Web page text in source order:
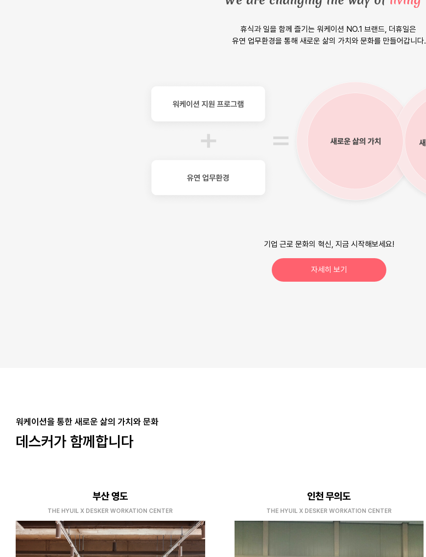
휴식과 일을 함께 즐기는 워케이션 NO.1 브랜드, 더휴일은
유연 업무환경을 통해 새로운 삶의 가치와 문화를 만들어갑니다.
기업 근로 문화의 혁신, 지금 시작해보세요!
자세히 보기
워케이션을 통한 새로운 삶의 가치와 문화
데스커가 함께합니다
부산 영도
THE HYUIL X DESKER WORKATION CENTER
인천 무의도
THE HYUIL X DESKER WORKATION CENTER